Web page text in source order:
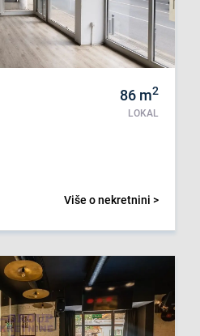
86 m2
LOKAL
Više o nekretnini >